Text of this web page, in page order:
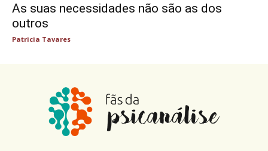
As suas necessidades não são as dos
outros
Patricia Tavares